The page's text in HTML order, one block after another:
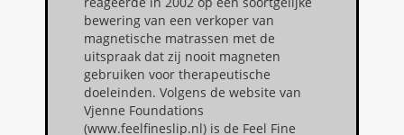
bewering van een verkoper van
magnetische matrassen met de
uitspraak dat zij nooit magneten
gebruiken voor therapeutische
doeleinden. Volgens de website van
Vjenne Foundations
(www.feelfineslip.nl) is de Feel Fine